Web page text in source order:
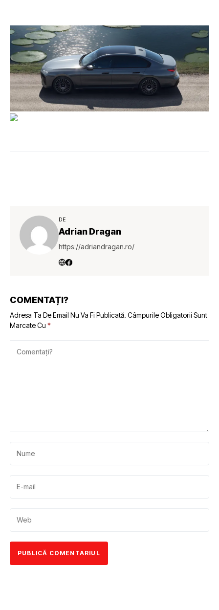
DE
Adrian Dragan
https://adriandragan.ro/
COMENTAȚI?
Adresa Ta De Email Nu Va Fi Publicată. Câmpurile Obligatorii Sunt
Marcate Cu *